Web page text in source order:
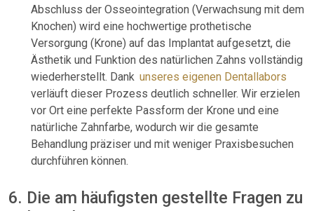
Abschluss der Osseointegration (Verwachsung mit dem
Knochen) wird eine hochwertige prothetische
Versorgung (Krone) auf das Implantat aufgesetzt, die
Ästhetik und Funktion des natürlichen Zahns vollständig
wiederherstellt. Dank unseres eigenen Dentallabors
verläuft dieser Prozess deutlich schneller. Wir erzielen
vor Ort eine perfekte Passform der Krone und eine
natürliche Zahnfarbe, wodurch wir die gesamte
Behandlung präziser und mit weniger Praxisbesuchen
durchführen können.
6. Die am häufigsten gestellte Fragen zu